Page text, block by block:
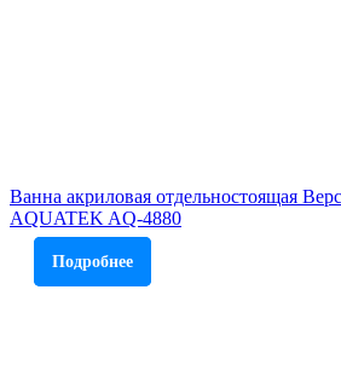
Ванна акриловая отдельностоящая
AQUATEK AQ-4880
Подробнее